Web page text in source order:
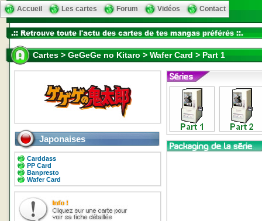
Accueil Les cartes Forum Vidéos Contact
Cartes > GeGeGe no Kitaro > Wafer Card > Part 1
Japonaises
Carddass
PP Card
Banpresto
Wafer Card